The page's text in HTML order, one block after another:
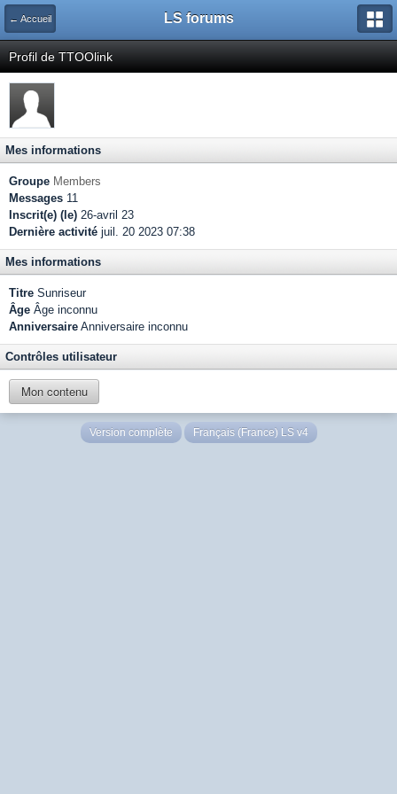
← Accueil LS forums
Profil de TTOOlink
Mes informations
Groupe Members
Messages 11
Inscrit(e) (le) 26-avril 23
Dernière activité juil. 20 2023 07:38
Mes informations
Titre Sunriseur
Âge Âge inconnu
Anniversaire Anniversaire inconnu
Contrôles utilisateur
Mon contenu
Version complète Français (France) LS v4